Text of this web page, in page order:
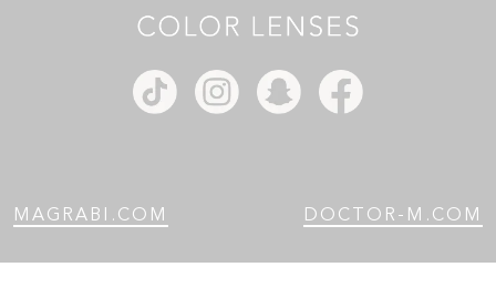
MAGRABI.COM DOCTOR-M.COM